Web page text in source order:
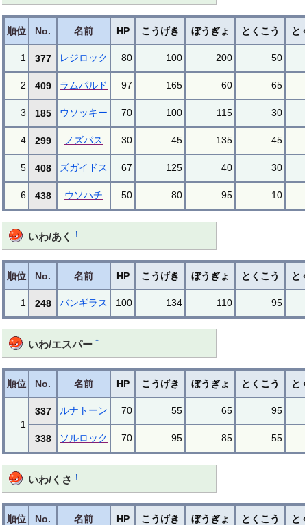
順位 No. 名前 HP こうげき ぼうぎょ とくこう と
1 377 レジロック 80 100 200 50
2 409 ラムパルド 97 165 60 65
3 185 ウソッキー 70 100 115 30
4 299 ノズパス 30 45 135 45
5 408 ズガイドス 67 125 40 30
6 438 ウソハチ 50 80 95 10
いわ/あく †
順位 No. 名前 HP こうげき ぼうぎょ とくこう と
1 248 バンギラス 100 134 110 95
いわ/エスパー †
順位 No. 名前 HP こうげき ぼうぎょ とくこう と
1
337 ルナトーン 70 55 65 95
338 ソルロック 70 95 85 55
いわ/くさ †
順位 No. 名前 HP こうげき ぼうぎょ とくこう と